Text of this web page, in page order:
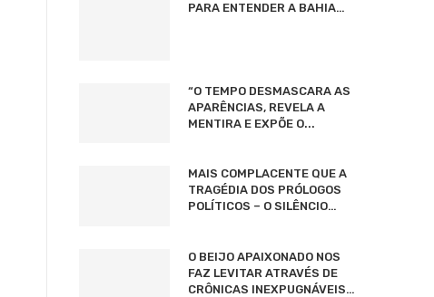
PARA ENTENDER A BAHIA…
“O TEMPO DESMASCARA AS
APARÊNCIAS, REVELA A
MENTIRA E EXPÕE O...
MAIS COMPLACENTE QUE A
TRAGÉDIA DOS PRÓLOGOS
POLÍTICOS – O SILÊNCIO…
O BEIJO APAIXONADO NOS
FAZ LEVITAR ATRAVÉS DE
CRÔNICAS INEXPUGNÁVEIS…